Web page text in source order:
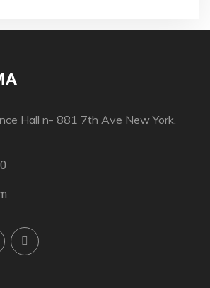
Hall n- 881 7th Ave New York,